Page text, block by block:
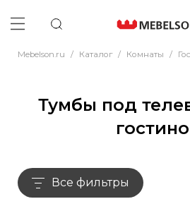
Mebelson.ru / Каталог / Комнаты /
Тумбы под
Все фильтры